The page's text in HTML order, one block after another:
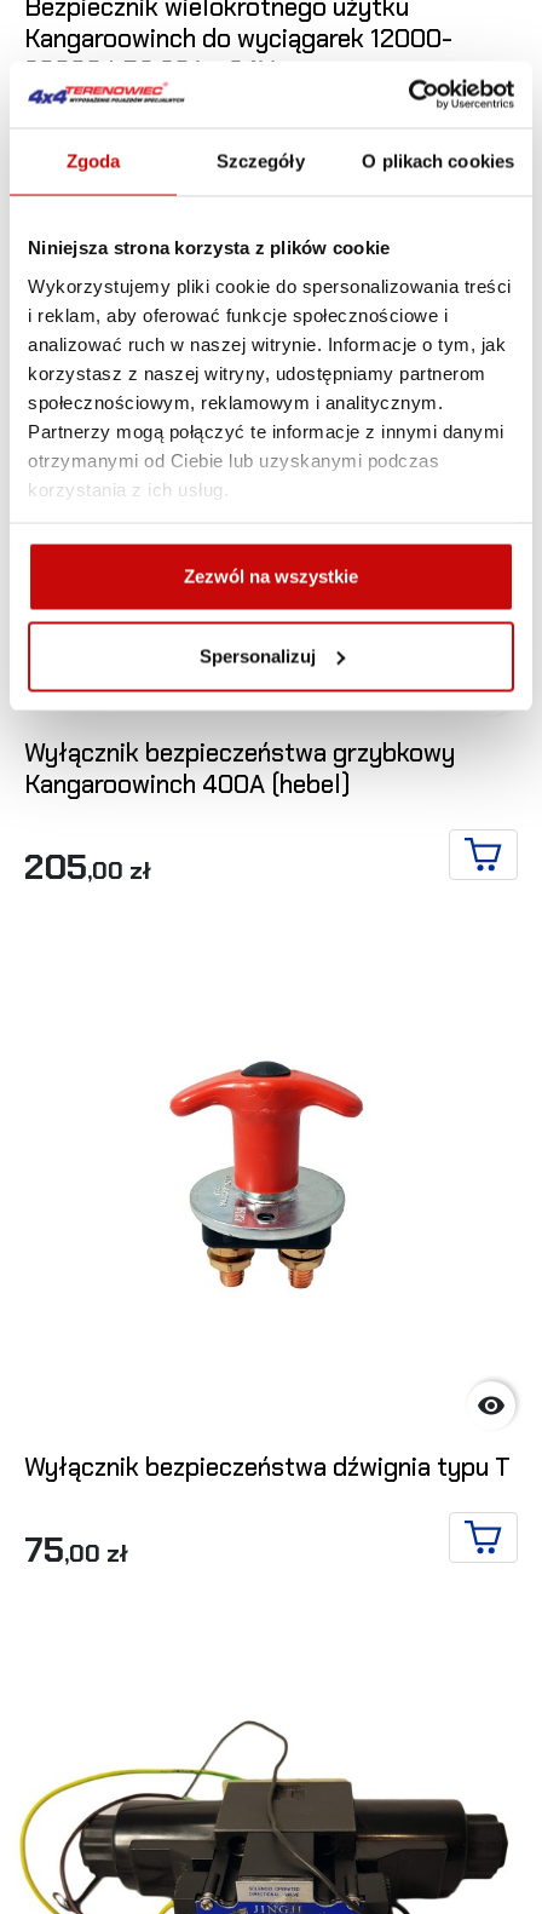
Zgoda Szczegóły O plikach cookies
Niniejsza strona korzysta z plików cookie
Wykorzystujemy pliki cookie do spersonalizowania treści
i reklam, aby oferować funkcje społecznościowe i
analizować ruch w naszej witrynie. Informacje o tym, jak
korzystasz z naszej witryny, udostępniamy partnerom
społecznościowym, reklamowym i analitycznym.
Partnerzy mogą połączyć te informacje z innymi danymi
otrzymanymi od Ciebie lub uzyskanymi podczas
korzystania z ich usług.
Zezwól na wszystkie
Spersonalizuj
Bezpiecznik wielokrotnego użytku
Kangaroowinch do wyciągarek 12000-
20000 LBS 80A - 24V
109,00 zł DO

Wyłącznik bezpieczeństwa grzybkowy
Kangaroowinch 400A (hebel)
205,00 zł DO

Wyłącznik bezpieczeństwa dźwignia typu T
75,00 zł DO